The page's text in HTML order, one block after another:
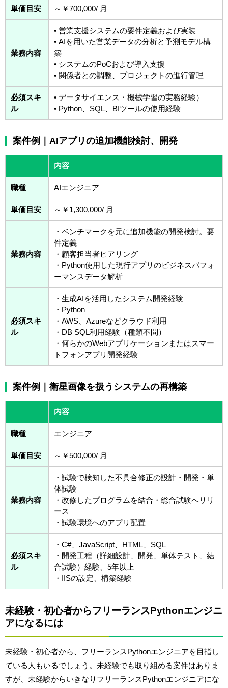
単価目安 ～￥700,000/ 月
業務内容
• 営業支援システムの要件定義および実装
• AIを用いた営業データの分析と予測モデル構
築
• システムのPoCおよび導入支援
• 関係者との調整、プロジェクトの進行管理
必須スキ
ル
• データサイエンス・機械学習の実務経験）
• Python、SQL、BIツールの使用経験
案件例｜AIアプリの追加機能検討、開発
内容
職種 AIエンジニア
単価目安 ～￥1,300,000/ 月
業務内容
・ベンチマークを元に追加機能の開発検討。要
件定義
・顧客担当者ヒアリング
・Python使用した現行アプリのビジネスパフォ
ーマンスデータ解析
必須スキ
ル
・生成AIを活用したシステム開発経験
・Python
・AWS、Azureなどクラウド利用
・DB SQL利用経験（種類不問）
・何らかのWebアプリケーションまたはスマー
トフォンアプリ開発経験
案件例｜衛星画像を扱うシステムの再構築
内容
職種 エンジニア
単価目安 ～￥500,000/ 月
業務内容
・試験で検知した不具合修正の設計・開発・単
体試験
・改修したプログラムを結合・総合試験へリリ
ース
・試験環境へのアプリ配置
必須スキ
ル
・C#、JavaScript、HTML、SQL
・開発工程（詳細設計、開発、単体テスト、結
合試験）経験、5年以上
・IISの設定、構築経験
未経験・初心者からフリーランスPythonエンジニ
アになるには
未経験・初心者から、フリーランスPythonエンジニアを目指し
ている人もいるでしょう。未経験でも取り組める案件はありま
すが、未経験からいきなりフリーランスPythonエンジニアにな